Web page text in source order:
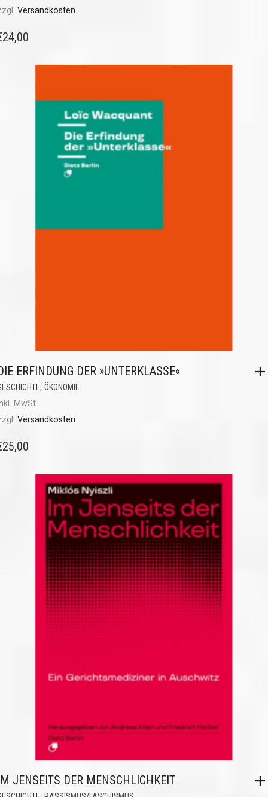
Versandkosten
24,00
ERFINDUNG DER »UNTERKLASSE«
, ÖKONOMIE
MwSt.
Versandkosten
25,00
JENSEITS DER MENSCHLICHKEIT